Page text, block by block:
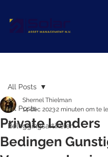
All Posts
Beleggingsartikelen
All Posts
Private Lenders
Bedingen
Shernel Thielman
14 dec 20232 minuten om te